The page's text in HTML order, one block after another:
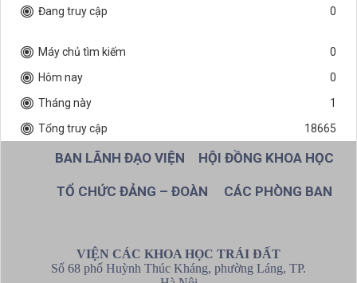
QĐ366/QĐ-VHL.PCT-VT Trần Tuấn Anh
QĐ401/QĐ-VHL.PVT Lại Hợp Phòng
QĐ399/QĐ-VHL.PVT Lê Đình Nam
QĐ373/QĐ-VHL.PVT Nguyễn Xuân Anh
Đang truy cập 0
Máy chủ tìm kiếm
0
Hôm nay
0
Tháng này
1
Tổng truy cập
18665
BAN LÃNH ĐẠO VIỆN HỘI ĐỒNG KHOA HỌC
TỔ CHỨC ĐẢNG – ĐOÀN CÁC PHÒNG BAN
VIỆN CÁC KHOA HỌC TRÁI ĐẤT
Số 68 phố Huỳnh Thúc Kháng, phường Láng, TP.